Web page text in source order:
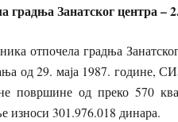
градња Занатског центра –
отпочела градња
од 29. маја 1987. године,
површине од преко 570
износи 301.976.018 динара.